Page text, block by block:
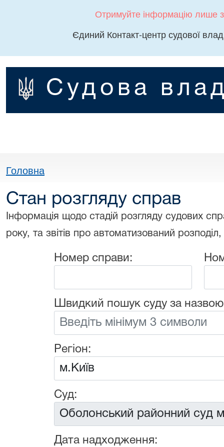
Отримуйте інформацію лише
Єдиний Контакт-центр судової
Судова
Головна
Стан розгляду справ
Інформація щодо стадій розгляду судових
року, та звітів про автоматизований
Номер справи:
Швидкий пошук суду за
Регіон:
Суд:
Дата надходження: